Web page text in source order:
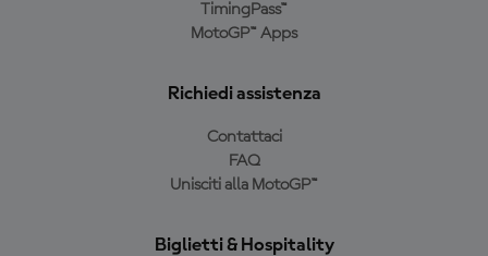
TimingPass™
MotoGP™ Apps
Richiedi assistenza
Contattaci
FAQ
Unisciti alla MotoGP™
Biglietti & Hospitality